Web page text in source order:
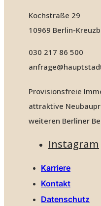
Kochstraße 29
10969 Berlin-
030 217 86 500
Provisionsfreie
attraktive
weiteren Berliner
Instagram
Karriere
Kontakt
Datenschutz